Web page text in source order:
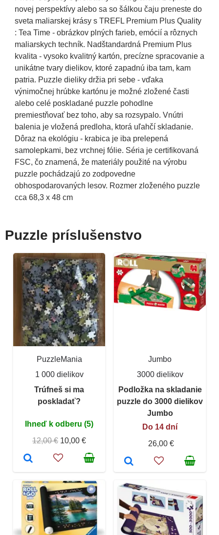
novej perspektívy alebo sa so šálkou čaju preneste do
sveta maliarskej krásy s TREFL Premium Plus Quality
: Tea Time - obrázkov plných farieb, emócií a rôznych
maliarskych techník. Nadštandardná Premium Plus
kvalita - vysoko kvalitný kartón, precízne spracovanie a
unikátne tvary dielikov, ktoré zapadnú iba tam, kam
patria. Puzzle dieliky držia pri sebe - vďaka
výnimočnej hrúbke kartónu je možné zložené časti
alebo celé poskladané puzzle pohodlne
premiestňovať bez toho, aby sa rozsypalo. Vnútri
balenia je vložená predloha, ktorá uľahčí skladanie.
Dôraz na ekológiu - krabica je iba prelepená
samolepkami, bez vrchnej fólie. Séria je certifikovaná
FSC, čo znamená, že materiály použité na výrobu
puzzle pochádzajú zo zodpovedne
obhospodarovaných lesov. Rozmer zloženého puzzle
cca 68,3 x 48 cm
Puzzle príslušenstvo
PuzzleMania
1 000 dielikov
Trúfneš si ma
poskladať?
Ihneď k odberu (5)
12,00 € 10,00 €
Jumbo
3000 dielikov
Podložka na skladanie
puzzle do 3000 dielikov
Jumbo
Do 14 dní
26,00 €